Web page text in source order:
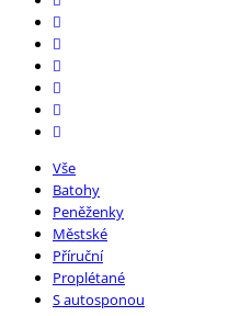
Vše
Batohy
Peněženky
Městské
Příruční
Proplétané
S autosponou